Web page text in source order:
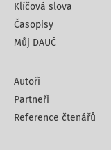
Klíčová slova
Časopisy
Můj DAUČ
Autoři
Partneři
Reference čtenářů